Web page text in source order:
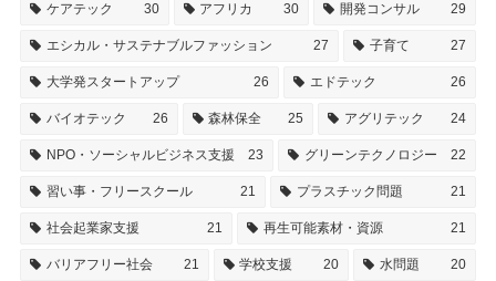
ケアテック 30 アフリカ 30 開発コンサル 29
エシカル・サステナブルファッション 27 子育て 27
大学発スタートアップ 26 エドテック 26
バイオテック 26 森林保全 25 アグリテック 24
NPO・ソーシャルビジネス支援 23 グリーンテクノロジー 22
習い事・フリースクール 21 プラスチック問題 21
社会起業家支援 21 再生可能素材・資源 21
バリアフリー社会 21 学校支援 20 水問題 20